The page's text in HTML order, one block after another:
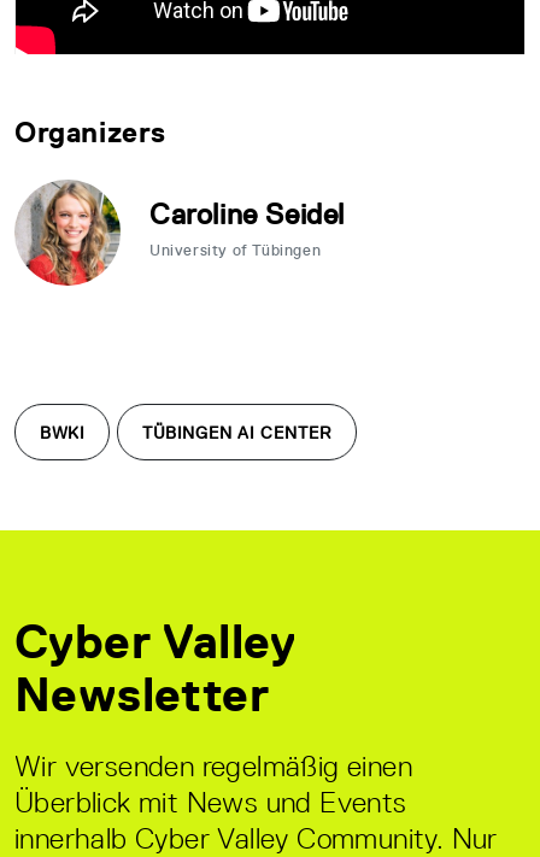
Organizers
Caroline Seidel
University of Tübingen
BWKI TÜBINGEN AI CENTER
Cyber Valley
Newsletter
Wir versenden regelmäßig einen
Überblick mit News und Events
innerhalb Cyber Valley Community. Nur